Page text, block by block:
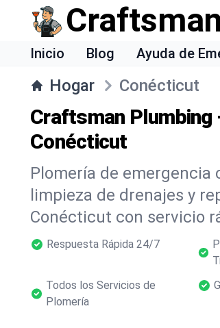
Inicio Blog Ayuda de
Hogar Conécticut
Craftsman Plumbing
Conécticut
Plomería de emergencia
limpieza de drenajes y
Conécticut con servicio
Respuesta Rápida 24/7
Todos los Servicios de
Plomería